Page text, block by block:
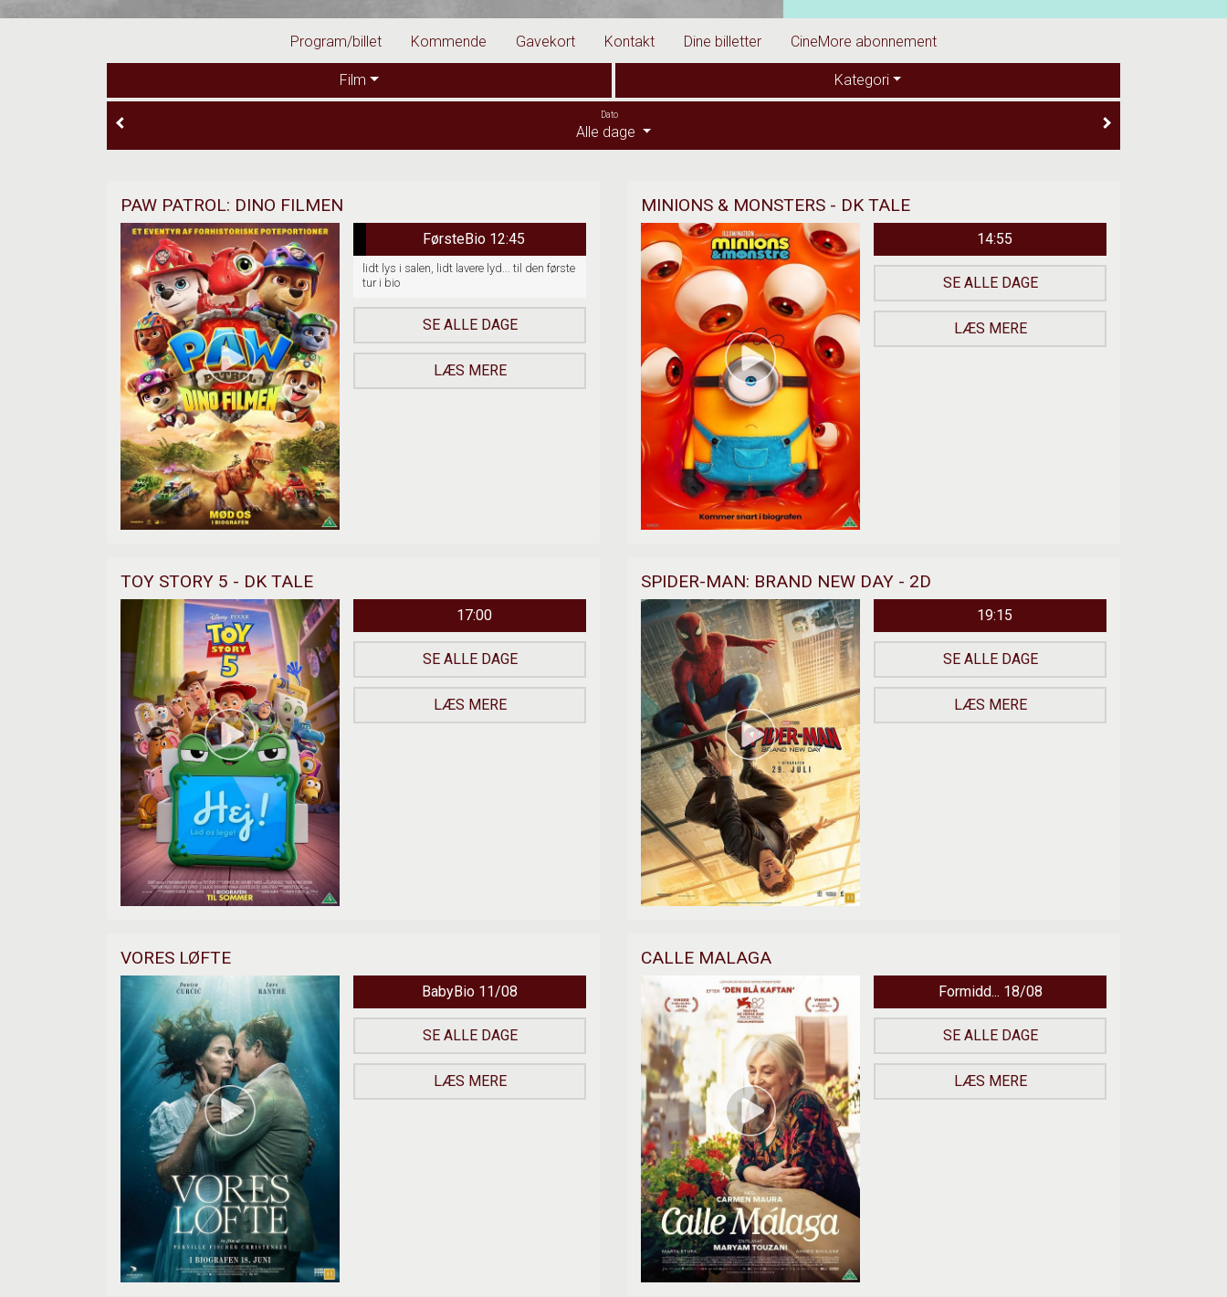
Program/billet Kommende Gavekort Kontakt Dine billetter CineMore abonnement
Film Kategori
Dato
Alle dage
PAW PATROL: DINO FILMEN
FørsteBio 12:45
lidt lys i salen, lidt lavere lyd... til den første
tur i bio
SE ALLE DAGE
LÆS MERE
MINIONS & MONSTERS - DK TALE
14:55
SE ALLE DAGE
LÆS MERE
TOY STORY 5 - DK TALE
17:00
SE ALLE DAGE
LÆS MERE
SPIDER-MAN: BRAND NEW DAY - 2D
19:15
SE ALLE DAGE
LÆS MERE
VORES LØFTE
BabyBio 11/08
SE ALLE DAGE
LÆS MERE
CALLE MALAGA
Formidd... 18/08
SE ALLE DAGE
LÆS MERE